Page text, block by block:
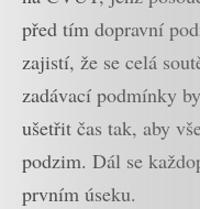
před tím dopravní
zajistí, že se celá
zadávací podmínky
ušetřit čas tak, aby
podzim. Dál se
prvním úseku.